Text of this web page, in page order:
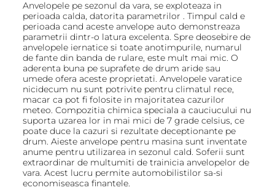
Anvelopele pe sezonul da vara, se exploteaza in
perioada calda, datorita parametrilor . Timpul cald e
perioada cand aceste anvelope auto demonstreaza
parametrii dintr-o latura excelenta. Spre deosebire de
anvelopele iernatice si toate anotimpurile, numarul
de fante din banda de rulare, este mult mai mic. O
aderenta buna pe suprafete de drum aride sau
umede ofera aceste proprietati. Anvelopele varatice
nicidecum nu sunt potrivite pentru climatul rece,
macar ca pot fi folosite in majoritatea cazurilor
meteo. Compozitia chimica speciala a cauciucului nu
suporta uzarea lor in mai mici de 7 grade celsius, ce
poate duce la cazuri si rezultate deceptionante pe
drum. Aieste anvelope pentru masina sunt inventate
anume pentru utilizarea in sezonul cald. Soferii sunt
extraordinar de multumiti de trainicia anvelopelor de
vara. Acest lucru permite automobilistilor sa-si
economiseasca finantele.